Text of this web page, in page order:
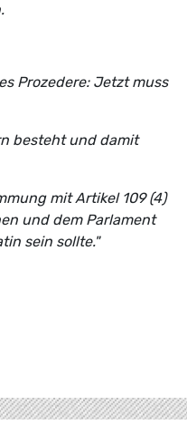
Prozedere: Jetzt muss
besteht und damit
mit Artikel 109 (4)
und dem Parlament
sein sollte."